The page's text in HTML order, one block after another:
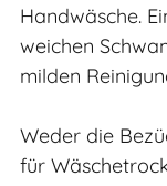
Handwäsche.
weichen
milden
Weder die
für